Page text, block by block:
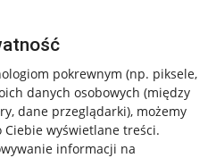
pokrewnym (np. piksele,
danych osobowych (między
dane przeglądarki), możemy
wyświetlane treści.
informacji na